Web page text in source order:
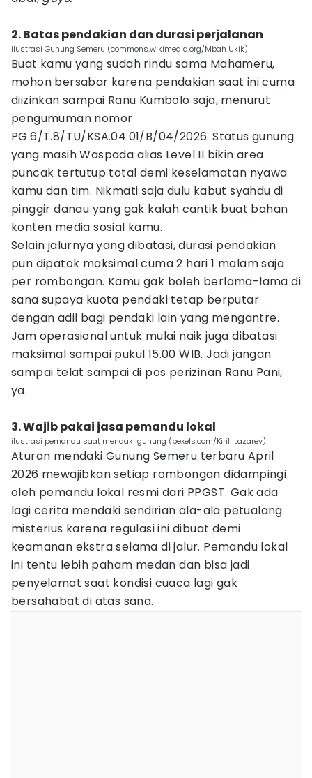
2. Batas pendakian dan durasi perjalanan
ilustrasi Gunung Semeru (commons.wikimedia.org/Mbah Ukik)
Buat kamu yang sudah rindu sama Mahameru,
mohon bersabar karena pendakian saat ini cuma
diizinkan sampai Ranu Kumbolo saja, menurut
pengumuman nomor
PG.6/T.8/TU/KSA.04.01/B/04/2026. Status gunung
yang masih Waspada alias Level II bikin area
puncak tertutup total demi keselamatan nyawa
kamu dan tim. Nikmati saja dulu kabut syahdu di
pinggir danau yang gak kalah cantik buat bahan
konten media sosial kamu.
Selain jalurnya yang dibatasi, durasi pendakian
pun dipatok maksimal cuma 2 hari 1 malam saja
per rombongan. Kamu gak boleh berlama-lama di
sana supaya kuota pendaki tetap berputar
dengan adil bagi pendaki lain yang mengantre.
Jam operasional untuk mulai naik juga dibatasi
maksimal sampai pukul 15.00 WIB. Jadi jangan
sampai telat sampai di pos perizinan Ranu Pani,
ya.
3. Wajib pakai jasa pemandu lokal
ilustrasi pemandu saat mendaki gunung (pexels.com/Kirill Lazarev)
Aturan mendaki Gunung Semeru terbaru April
2026 mewajibkan setiap rombongan didampingi
oleh pemandu lokal resmi dari PPGST. Gak ada
lagi cerita mendaki sendirian ala-ala petualang
misterius karena regulasi ini dibuat demi
keamanan ekstra selama di jalur. Pemandu lokal
ini tentu lebih paham medan dan bisa jadi
penyelamat saat kondisi cuaca lagi gak
bersahabat di atas sana.